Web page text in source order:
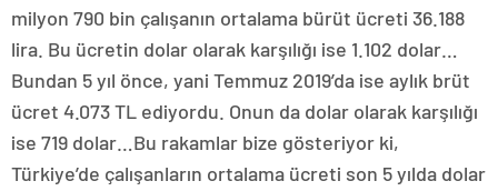
milyon 790 bin çalışa­nın ortalama bürüt ücreti 36.188
lira. Bu ücretin dolar olarak kar­şılığı ise 1.102 dolar…
Bundan 5 yıl önce, yani Tem­muz 2019’da ise aylık brüt
ücret 4.073 TL ediyordu. Onun da dolar olarak karşılığı
ise 719 dolar…Bu rakamlar bize gösteriyor ki,
Türkiye’de çalışanların orta­lama ücreti son 5 yılda dolar